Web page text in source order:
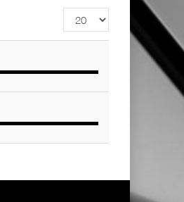
Affichage
#